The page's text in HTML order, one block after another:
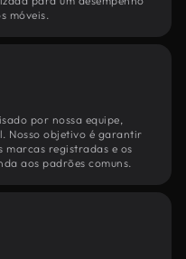
móveis.
por nossa equipe,
Nosso objetivo é garantir
marcas registradas e os
aos padrões comuns.